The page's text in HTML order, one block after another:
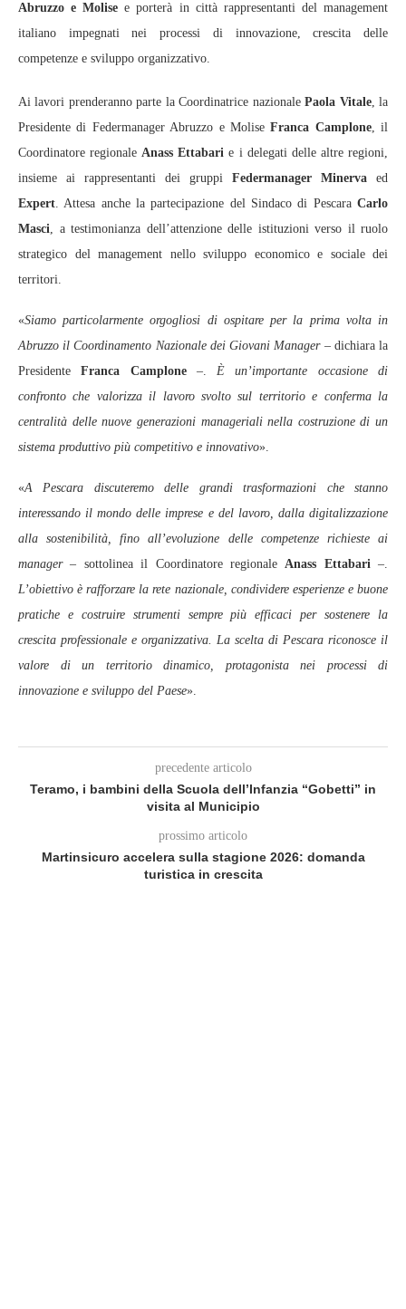
Abruzzo e Molise e porterà in città rappresentanti del management
italiano impegnati nei processi di innovazione, crescita delle
competenze e sviluppo organizzativo.
Ai lavori prenderanno parte la Coordinatrice nazionalePaola Vitale, la
Presidente di Federmanager Abruzzo e MoliseFranca Camplone, il
Coordinatore regionaleAnass Ettabari e i delegati delle altre regioni,
insieme ai rappresentanti dei gruppi Federmanager Minerva ed
Expert. Attesa anche la partecipazione del Sindaco di Pescara Carlo
Masci, a testimonianza dell’attenzione delle istituzioni verso il ruolo
strategico del management nello sviluppo economico e sociale dei
territori.
«Siamo particolarmente orgogliosi di ospitare per la prima volta in
Abruzzo il Coordinamento Nazionale dei Giovani Manager– dichiara la
PresidenteFranca Camplone–.È un’importante occasione di
confronto che valorizza il lavoro svolto sul territorio e conferma la
centralità delle nuove generazioni manageriali nella costruzione di un
sistema produttivo più competitivo e innovativo».
«A Pescara discuteremo delle grandi trasformazioni che stanno
interessando il mondo delle imprese e del lavoro, dalla digitalizzazione
alla sostenibilità, fino all’evoluzione delle competenze richieste ai
manager– sottolinea il Coordinatore regionaleAnass Ettabari–.
L’obiettivo è rafforzare la rete nazionale, condividere esperienze e buone
pratiche e costruire strumenti sempre più efficaci per sostenere la
crescita professionale e organizzativa. La scelta di Pescara riconosce il
valore di un territorio dinamico, protagonista nei processi di
innovazione e sviluppo del Paese».
precedente articolo
Teramo, i bambini della Scuola dell’Infanzia “Gobetti” in
visita al Municipio
prossimo articolo
Martinsicuro accelera sulla stagione 2026: domanda
turistica in crescita